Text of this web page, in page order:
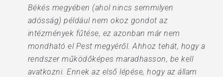
Békés megyében (ahol nincs semmilyen
adósság) például nem okoz gondot az
intézmények fűtése, ez azonban már nem
mondható el Pest megyéről. Ahhoz tehát, hogy a
rendszer működőképes maradhasson, be kell
avatkozni. Ennek az első lépése, hogy az állam